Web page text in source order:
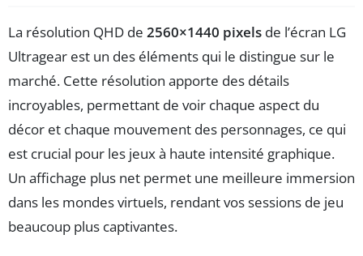
La résolution QHD de 2560×1440 pixels de l’écran LG
Ultragear est un des éléments qui le distingue sur le
marché. Cette résolution apporte des détails
incroyables, permettant de voir chaque aspect du
décor et chaque mouvement des personnages, ce qui
est crucial pour les jeux à haute intensité graphique.
Un affichage plus net permet une meilleure immersion
dans les mondes virtuels, rendant vos sessions de jeu
beaucoup plus captivantes.